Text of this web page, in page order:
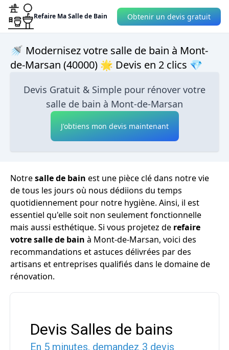
Refaire Ma Salle de Bain Obtenir un devis gratuit
🚿 Modernisez votre salle de bain à Mont-
de-Marsan (40000) 🌟 Devis en 2 clics 💎
Devis Gratuit & Simple pour rénover votre
salle de bain à Mont-de-Marsan
J'obtiens mon devis maintenant
Notresalle de bain est une pièce clé dans notre vie
de tous les jours où nous dédiions du temps
quotidiennement pour notre hygiène. Ainsi, il est
essentiel qu'elle soit non seulement fonctionnelle
mais aussi esthétique. Si vous projetez de refaire
votre salle de bain à Mont-de-Marsan, voici des
recommandations et astuces délivrées par des
artisans et entreprises qualifiés dans le domaine de
rénovation.
Devis Salles de bains
En 5 minutes, demandez 3 devis